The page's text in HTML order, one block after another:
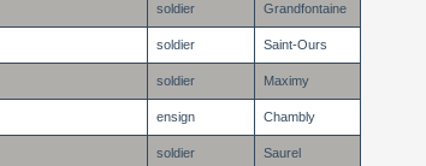
soldier Grandfontaine
soldier Saint-Ours
soldier Maximy
ensign Chambly
soldier Saurel